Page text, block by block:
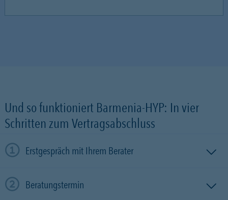
Und so funktioniert Barmenia-HYP: In vier
Schritten zum Vertragsabschluss
Erstgespräch mit Ihrem Berater
Beratungstermin